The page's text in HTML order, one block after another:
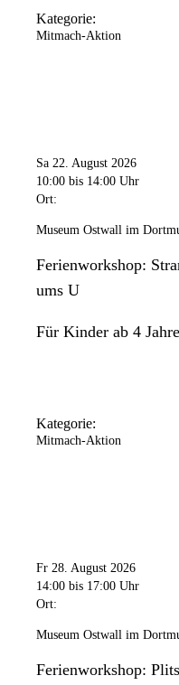
Kategorie:
Mitmach-Aktion
Sa 22. August 2026
10:00 bis 14:00 Uhr
Ort:
Museum Ostwall im
Ferienworkshop:
ums U
Für Kinder ab 4
Kategorie:
Mitmach-Aktion
Fr 28. August 2026
14:00 bis 17:00 Uhr
Ort:
Museum Ostwall im
Ferienworkshop: